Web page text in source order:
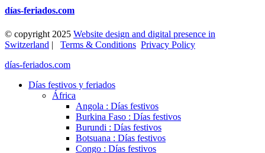
días-feriados.com
© copyright 2025 Website design and digital presence in
Switzerland | Terms & Conditions Privacy Policy
días-feriados.com
Días festivos y feriados
África
Angola : Días festivos
Burkina Faso : Días festivos
Burundi : Días festivos
Botsuana : Días festivos
Congo : Días festivos